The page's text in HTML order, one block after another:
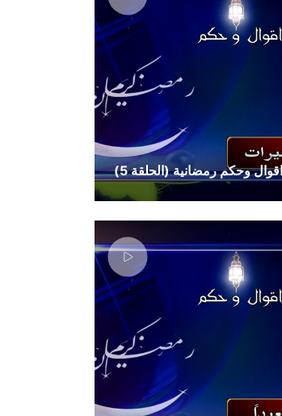
اقوال وحكم رمضانية (الحلقة 5)